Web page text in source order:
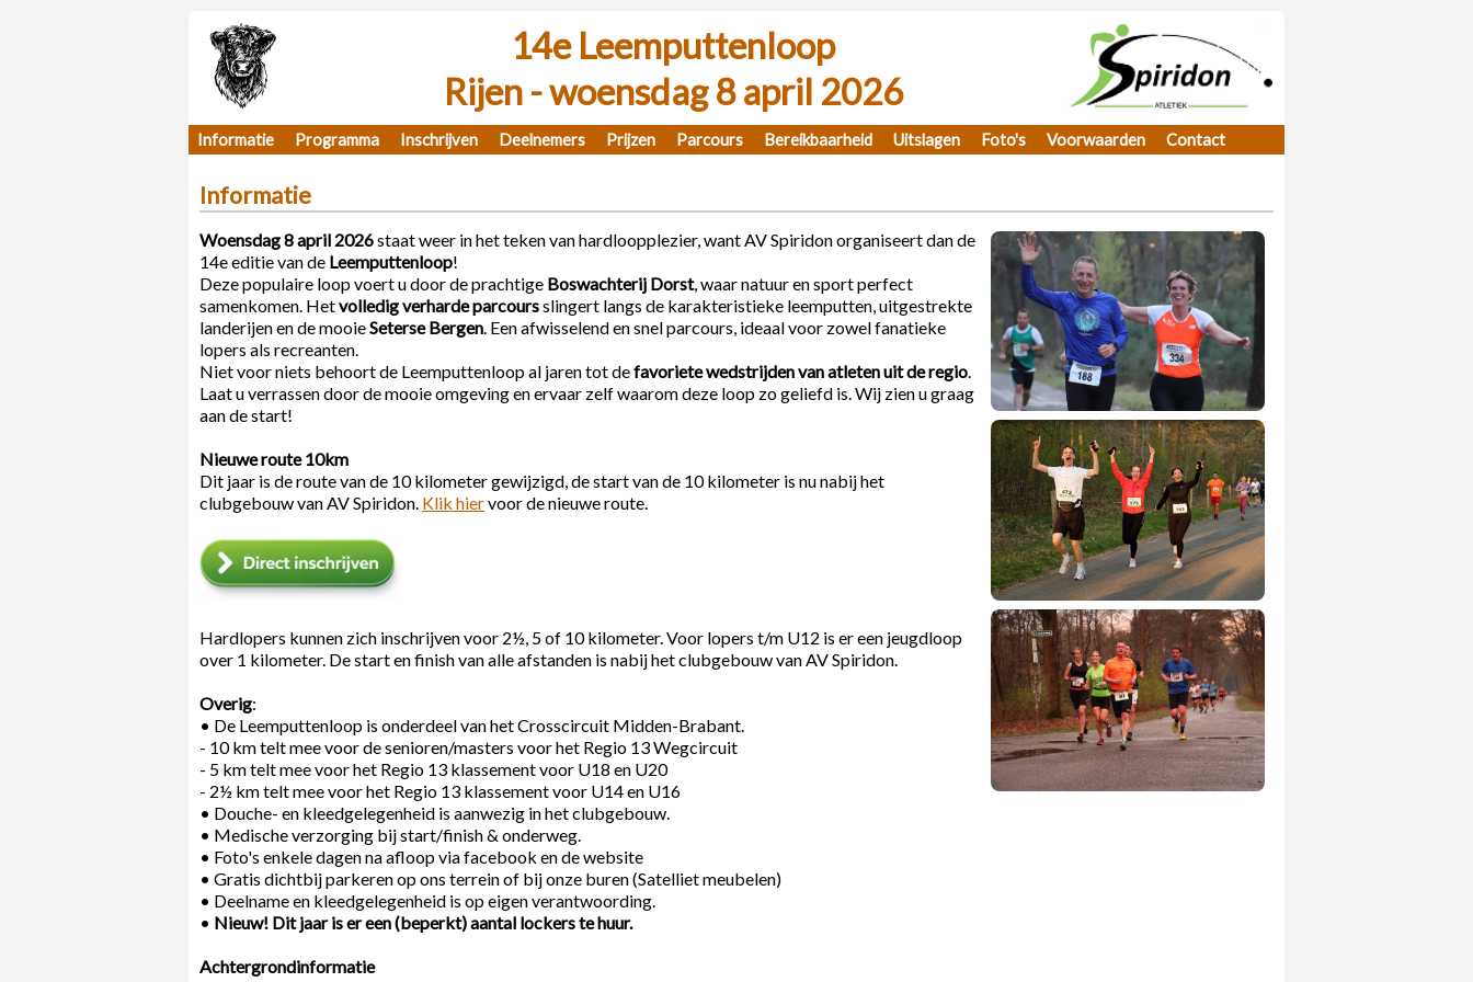
14e Leemputtenloop
Rijen - woensdag 8 april 2026
Informatie Programma Inschrijven Deelnemers Prijzen Parcours Bereikbaarheid Uitslagen Foto's Voorwaarden Contact
Informatie
Woensdag 8 april 2026staat weer in het teken van hardloopplezier, want AV Spiridon organiseert dan de
14e editie van de Leemputtenloop!
Deze populaire loop voert u door de prachtige Boswachterij Dorst, waar natuur en sport perfect
samenkomen. Hetvolledig verharde parcoursslingert langs de karakteristieke leemputten, uitgestrekte
landerijen en de mooieSeterse Bergen . Een afwisselend en snel parcours, ideaal voor zowel fanatieke
lopers als recreanten.
Niet voor niets behoort de Leemputtenloop al jaren tot defavoriete wedstrijden van atleten uit de regio
Laat u verrassen door de mooie omgeving en ervaar zelf waarom deze loop zo geliefd is. Wij zien u graag
aan de start!
Nieuwe route 10km
Dit jaar is de route van de 10 kilometer gewijzigd, de start van de 10 kilometer is nu nabij het
clubgebouw van AV Spiridon. Klik hiervoor de nieuwe route.
Hardlopers kunnen zich inschrijven voor 2½, 5 of 10 kilometer. Voor lopers t/m U12 is er een jeugdloop
over 1 kilometer. De start en finish van alle afstanden is nabij het clubgebouw van AV Spiridon.
Overig:
• De Leemputtenloop is onderdeel van het Crosscircuit Midden-Brabant.
- 10 km telt mee voor de senioren/masters voor het Regio 13 Wegcircuit
- 5 km telt mee voor het Regio 13 klassement voor U18 en U20
- 2½ km telt mee voor het Regio 13 klassement voor U14 en U16
• Douche- en kleedgelegenheid is aanwezig in het clubgebouw.
• Medische verzorging bij start/finish & onderweg.
• Foto's enkele dagen na afloop via facebook en de website
• Gratis dichtbij parkeren op ons terrein of bij onze buren (Satelliet meubelen)
• Deelname en kleedgelegenheid is op eigen verantwoording.
• Nieuw! Dit jaar is er een (beperkt) aantal lockers te huur.
Achtergrondinformatie